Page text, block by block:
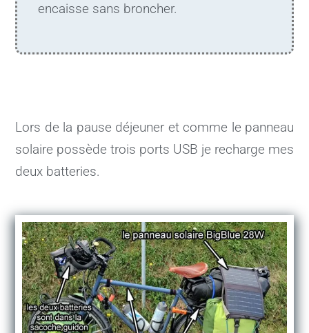
encaisse sans broncher.
Lors de la pause déjeuner et comme le panneau
solaire possède trois ports USB je recharge mes
deux batteries.